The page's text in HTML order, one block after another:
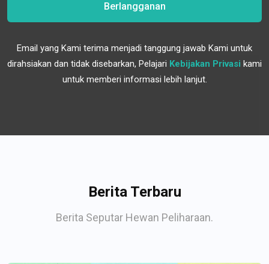
Berlangganan
Email yang Kami terima menjadi tanggung jawab Kami untuk
dirahsiakan dan tidak disebarkan, Pelajari Kebijakan Privasi kami
untuk memberi informasi lebih lanjut.
Berita Terbaru
Berita Seputar Hewan Peliharaan.